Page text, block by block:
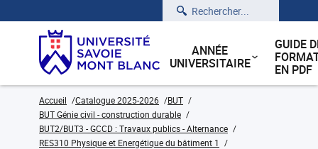
Rechercher
ANNÉE
UNIVERSITAIRE
GUIDE
EN PDF
Accueil Catalogue 2025-2026
BUT
BUT Génie civil - construction durable
BUT2/BUT3 - GCCD : Travaux publics - Alternance
RES310 Physique et Energétique du bâtiment 1